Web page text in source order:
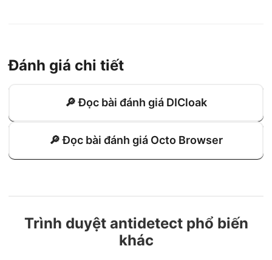
Đánh giá chi tiết
🔎 Đọc bài đánh giá DICloak
🔎 Đọc bài đánh giá Octo Browser
Trình duyệt antidetect phổ biến
khác